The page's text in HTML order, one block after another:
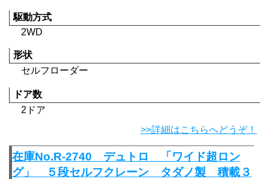
駆動方式
2WD
形状
セルフローダー
ドア数
2ドア
>>詳細はこちらへどうぞ！
在庫No.R-2740 デュトロ 「ワイド超ロン
グ」 ５段セルフクレーン タダノ製 積載３